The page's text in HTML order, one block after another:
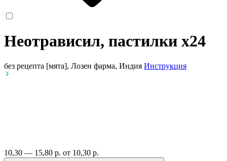
Неотрависил, пастилки x24
без рецепта [мята], Лозен фарма, Индия Инструкция
10,30 — 15,80 р. от 10,30 р.